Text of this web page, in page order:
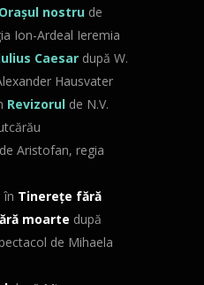
Oraşul nostru de
Ion-Ardeal Ieremia
Caesar după W.
Hausvater
Revizorul de N.V.
de Aristofan, regia
în Tinereţe fără
moarte după
de Mihaela